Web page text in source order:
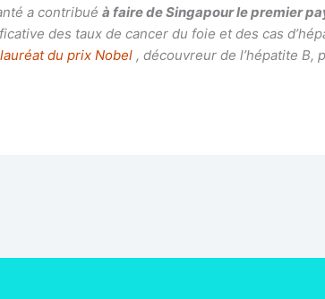
a contribué à faire de Singapour le premier
des taux de cancer du foie et des cas
du prix Nobel, découvreur de l’hépatite B,